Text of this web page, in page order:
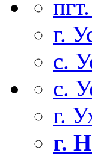
г.
с.
с.
г.
г.